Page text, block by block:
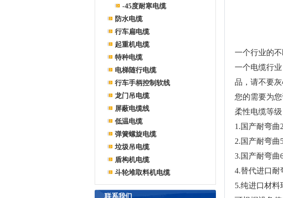
-45度耐寒电缆
防水电缆
行车扁电缆
起重机电缆
特种电缆
电梯随行电缆
行车手柄控制软线
龙门吊电缆
屏蔽电缆线
低温电缆
弹簧螺旋电缆
垃圾吊电缆
盾构机电缆
斗轮堆取料机电缆
联系我们
一个行业的
一个电缆行
品，请不要
您的需要为
柔性电缆等级
1.国产耐弯曲
2.国产耐弯曲
3.国产耐弯曲
4.替代进口耐
5.纯进口材